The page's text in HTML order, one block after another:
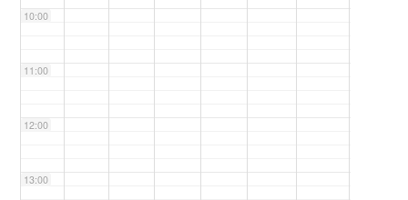
10:00
11:00
12:00
13:00